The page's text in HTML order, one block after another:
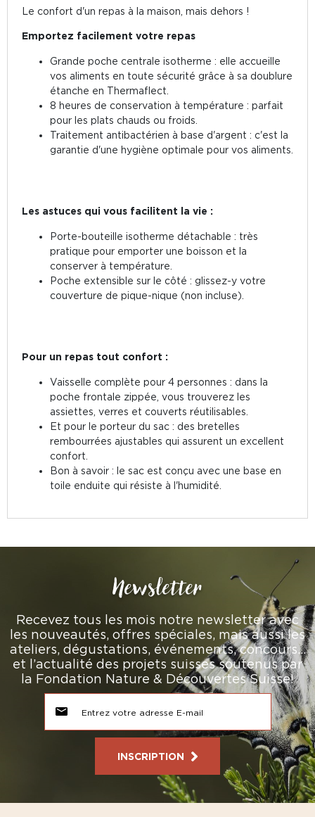
Le confort d'un repas à la maison, mais dehors !
Emportez facilement votre repas
Grande poche centrale isotherme : elle accueille
vos aliments en toute sécurité grâce à sa doublure
étanche en Thermaflect.
8 heures de conservation à température : parfait
pour les plats chauds ou froids.
Traitement antibactérien à base d'argent : c'est la
garantie d'une hygiène optimale pour vos aliments.
Les astuces qui vous facilitent la vie :
Porte-bouteille isotherme détachable : très
pratique pour emporter une boisson et la
conserver à température.
Poche extensible sur le côté : glissez-y votre
couverture de pique-nique (non incluse).
Pour un repas tout confort :
Vaisselle complète pour 4 personnes : dans la
poche frontale zippée, vous trouverez les
assiettes, verres et couverts réutilisables.
Et pour le porteur du sac : des bretelles
rembourrées ajustables qui assurent un excellent
confort.
Bon à savoir : le sac est conçu avec une base en
toile enduite qui résiste à l'humidité.
Newsletter
Recevez tous les mois notre newsletter avec
les nouveautés, offres spéciales, mais aussi les
ateliers, dégustations, événements, concours…
et l’actualité des projets suisses soutenus par
la Fondation Nature & Découvertes Suisse!
INSCRIPTION